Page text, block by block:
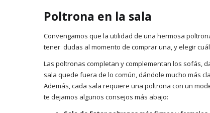
Poltrona en la sala
Convengamos que la utilidad de una hermosa
tener dudas al momento de comprar una, y elegir
Las poltronas completan y complementan los sofás,
sala quede fuera de lo común, dándole mucho más
Además, cada sala requiere una poltrona con un
te dejamos algunos consejos más abajo: